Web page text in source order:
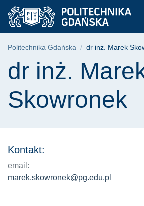
Przejdź
do
menu
Przejdź
do
wyszukiwarki
Przejdź
do
treści
dr inż.
Ścieżka
Politechnika Gdańska dr inż. Marek
Treść strony
dr inż.
Skowronek
Kontakt:
email:
marek.skowronek@pg.edu.pl